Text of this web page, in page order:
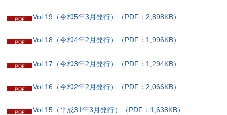
Vol.19（令和5年3月発行）（PDF：2,898KB）
Vol.18（令和4年2月発行）（PDF：1,996KB）
Vol.17（令和3年2月発行）（PDF：1,294KB）
Vol.16（令和2年2月発行）（PDF：2,066KB）
Vol.15（平成31年3月発行）（PDF：1,638KB）